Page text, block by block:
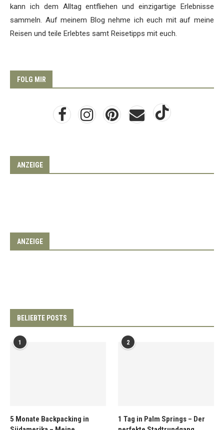
kann ich dem Alltag entfliehen und einzigartige Erlebnisse
sammeln. Auf meinem Blog nehme ich euch mit auf meine
Reisen und teile Erlebtes samt Reisetipps mit euch.
FOLG MIR
ANZEIGE
ANZEIGE
BELIEBTE POSTS
1
5 Monate Backpacking in
2
1 Tag in Palm Springs – Der